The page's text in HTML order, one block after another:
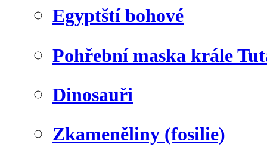
Egyptští bohové
Pohřební maska krále
Dinosauři
Zkameněliny (fosilie)